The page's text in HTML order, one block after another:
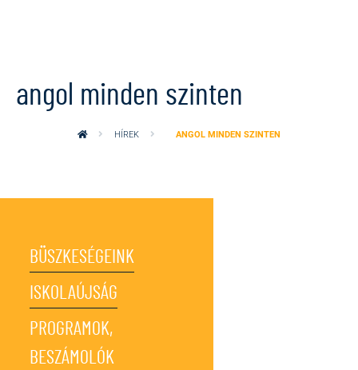
angol minden szinten
HÍREK ANGOL MINDEN SZINTEN
BÜSZKESÉGEINK
ISKOLAÚJSÁG
PROGRAMOK,
BESZÁMOLÓK